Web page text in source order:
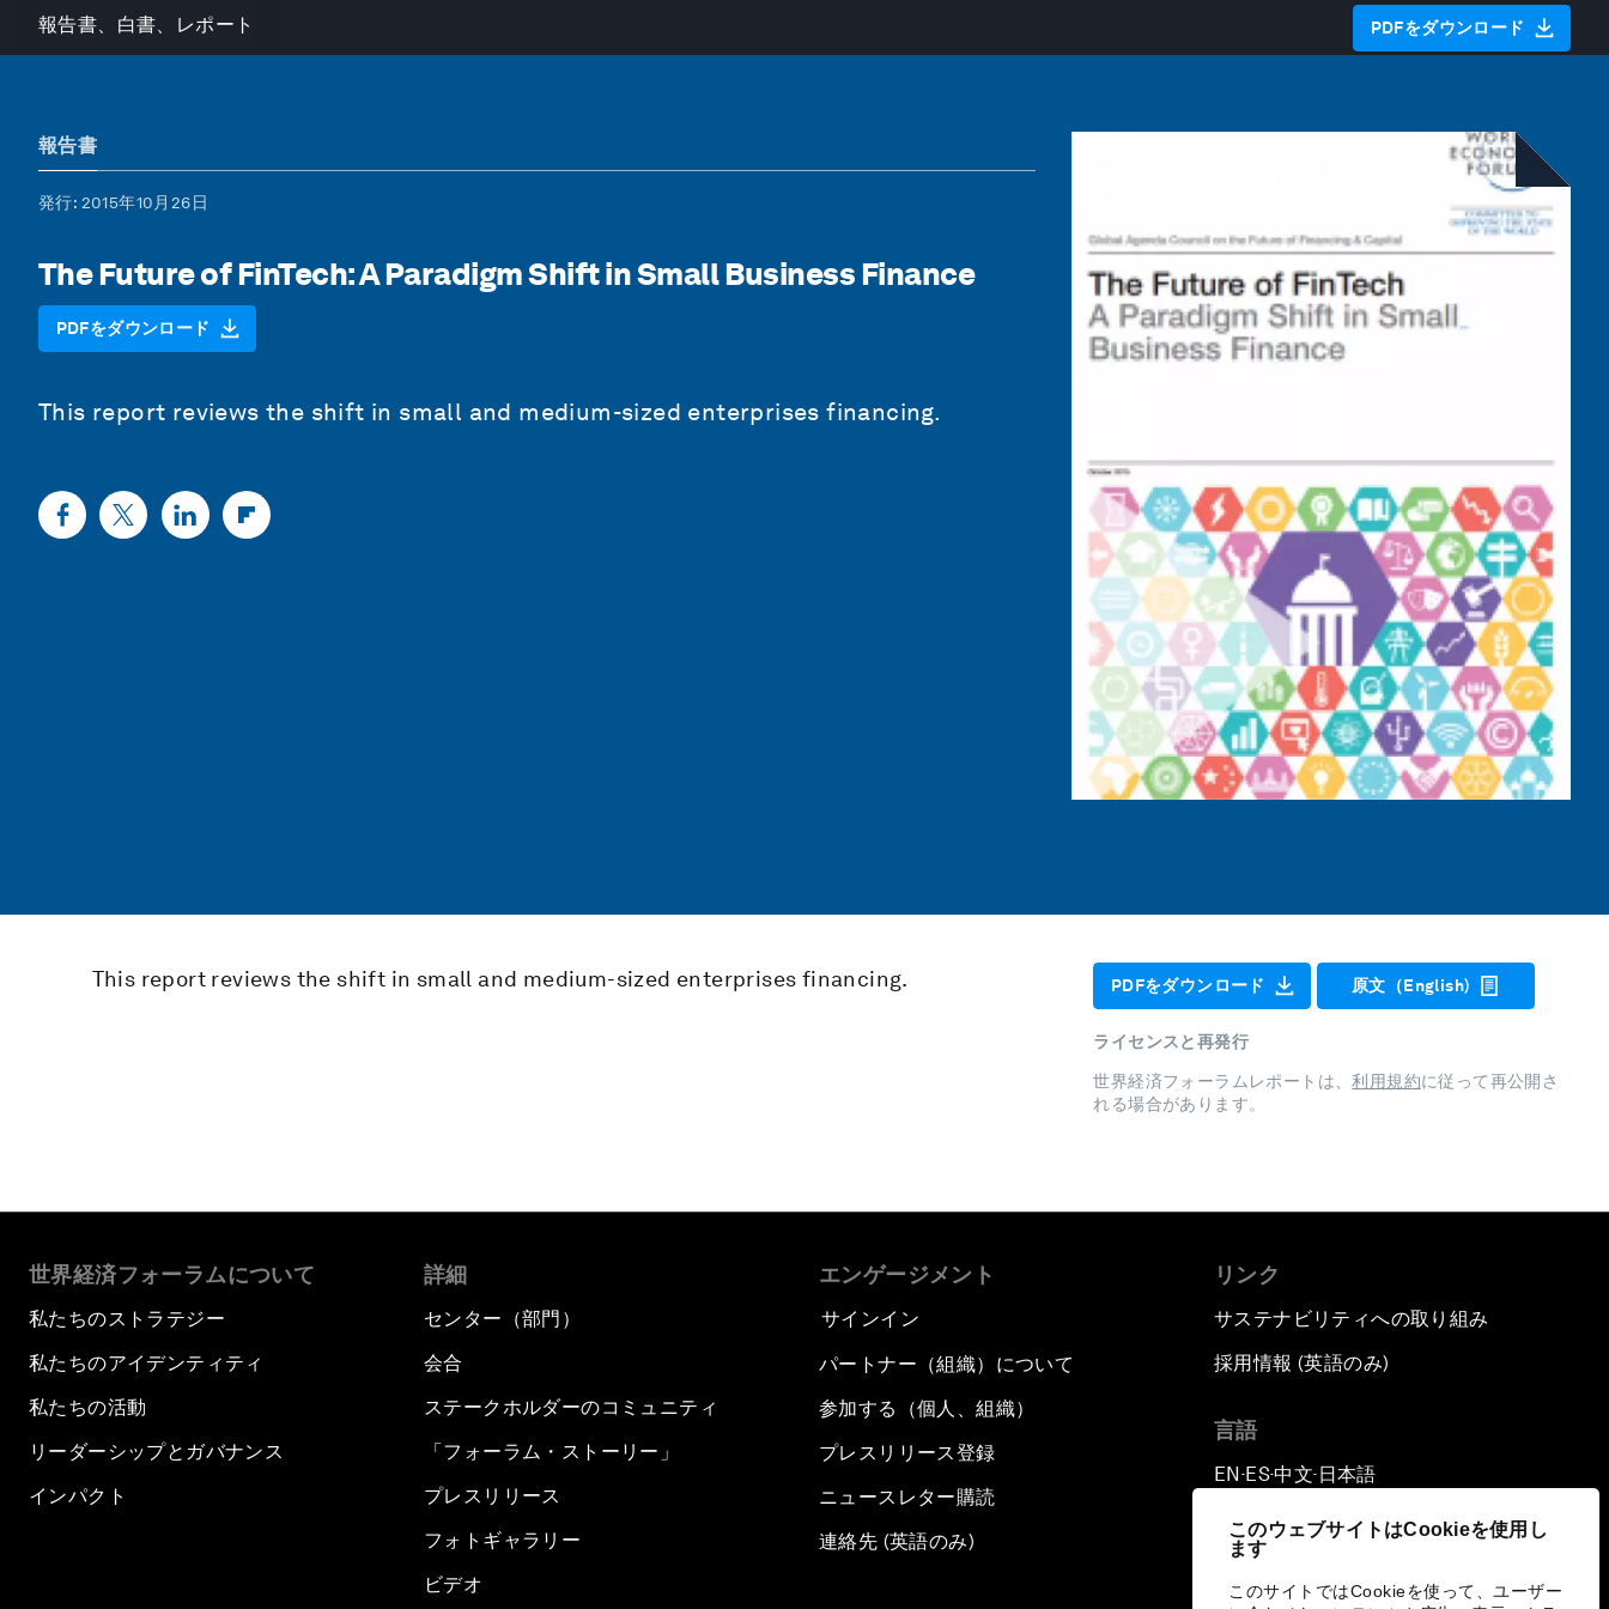
このウェブサイトはCookieを使用し
ます
このサイトではCookieを使って、ユーザー
報告書、白書、レポート PDFをダウンロード
報告書
発行: 2015年10月26日
The Future of FinTech: A Paradigm Shift in Small Business Finance
PDFをダウンロード
This report reviews the shift in small and medium-sized enterprises financing.
This report reviews the shift in small and medium-sized enterprises financing. PDFをダウンロード 原文（English)
ライセンスと再発行
世界経済フォーラムレポートは、利用規約に従って再公開さ
れる場合があります。
世界経済フォーラムについて
私たちのストラテジー
私たちのアイデンティティ
私たちの活動
リーダーシップとガバナンス
インパクト
詳細
センター（部門）
会合
ステークホルダーのコミュニティ
「フォーラム・ストーリー」
プレスリリース
フォトギャラリー
ビデオ
エンゲージメント
サインイン
パートナー（組織）について
参加する（個人、組織）
プレスリリース登録
ニュースレター購読
連絡先 (英語のみ)
リンク
サステナビリティへの取り組み
採用情報 (英語のみ)
言語
EN ▪ES▪中文▪ 日本語